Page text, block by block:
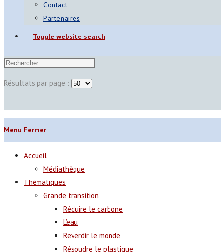
Contact
Partenaires
Toggle website search
Résultats par page :
Menu Fermer
Accueil
Médiathèque
Thématiques
Grande transition
Réduire le carbone
L’eau
Reverdir le monde
Résoudre le plastique